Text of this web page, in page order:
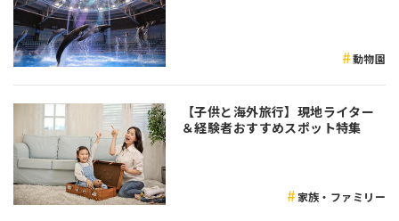
動物園
【子供と海外旅行】現地ライター
＆経験者おすすめスポット特集
家族・ファミリー